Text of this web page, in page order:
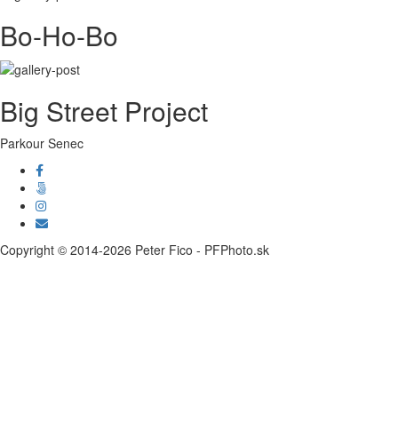
Bo-Ho-Bo
Big Street Project
Parkour Senec
Copyright © 2014-2026 Peter Fico - PFPhoto.sk